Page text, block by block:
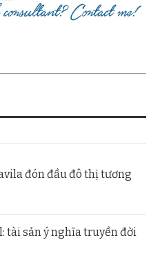
đón đầu đô thị tương
tài sản ý nghĩa truyền đời